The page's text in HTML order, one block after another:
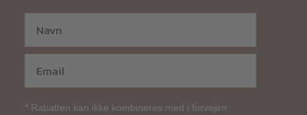
* Rabatten kan ikke kombineres med i forvejen